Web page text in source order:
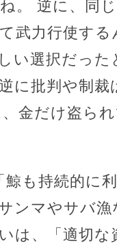
。 逆に、同
武力行使す
い選択だっ
に批判や制
金だけ盗ら
も持続的に
ンマやサバ
は、「適切